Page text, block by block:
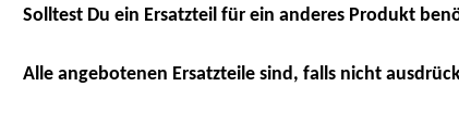
Solltest Du ein Ersatzteil für ein anderes Produkt
Alle angebotenen Ersatzteile sind, falls nicht